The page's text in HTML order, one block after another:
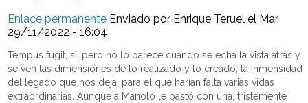
Enlace permanente Enviado por Enrique Teruel el Mar,
29/11/2022 - 16:04
Tempus fugit, sí, pero no lo parece cuando se echa la vista atrás y
se ven las dimensiones de lo realizado y lo creado, la inmensidad
del legado que nos deja, para el que harían falta varias vidas
extraordinarias. Aunque a Manolo le bastó con una, tristemente